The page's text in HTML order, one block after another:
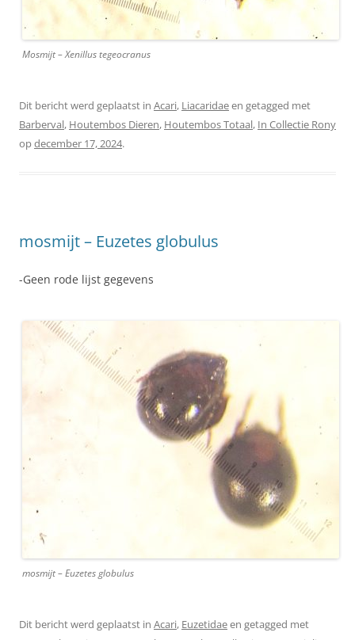
Mosmijt – Xenillus tegeocranus
Dit bericht werd geplaatst in Acari, Liacaridaeen getagged met
Barberval, Houtembos Dieren, Houtembos Totaal, In Collectie Rony
opdecember 17, 2024.
mosmijt – Euzetes globulus
-Geen rode lijst gegevens
mosmijt – Euzetes globulus
Dit bericht werd geplaatst in Acari, Euzetidaeen getagged met